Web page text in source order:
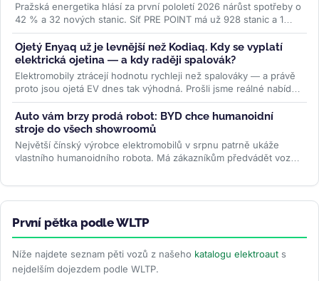
Pražská energetika hlásí za první pololetí 2026 nárůst spotřeby o
42 % a 32 nových stanic. Síť PRE POINT má už 928 stanic a 1
468...>>
Ojetý Enyaq už je levnější než Kodiaq. Kdy se vyplatí
elektrická ojetina — a kdy raději spalovák?
Elektromobily ztrácejí hodnotu rychleji než spalováky — a právě
proto jsou ojetá EV dnes tak výhodná. Prošli jsme reálné nabídky
na...>>
Auto vám brzy prodá robot: BYD chce humanoidní
stroje do všech showroomů
Největší čínský výrobce elektromobilů v srpnu patrně ukáže
vlastního humanoidního robota. Má zákazníkům předvádět vozy,
První pětka podle WLTP
Níže najdete seznam pěti vozů z našeho katalogu elektroaut s
nejdelším dojezdem podle WLTP.